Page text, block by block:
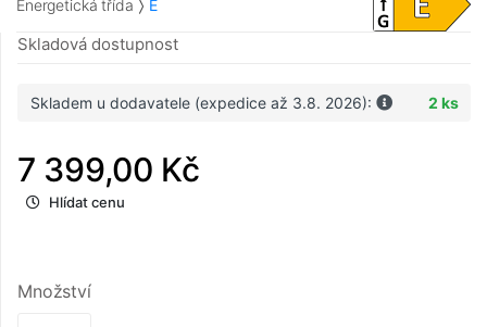
Energetická třída E
Skladová dostupnost
Skladem u dodavatele (expedice až 3.8. 2026): 2 ks
7 399,00 Kč
Hlídat cenu
Množství